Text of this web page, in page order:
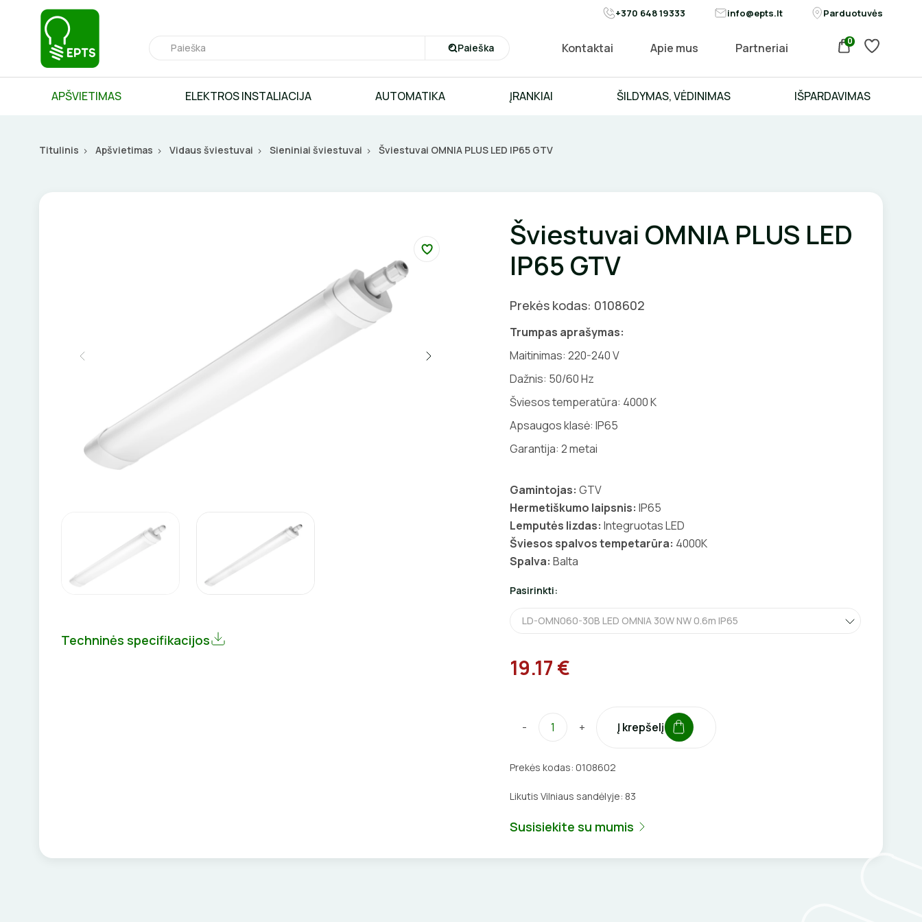
+370 648 19333 info@epts.lt Parduotuvės
Paieška Kontaktai Apie mus Partneriai 0
APŠVIETIMAS ELEKTROS INSTALIACIJA AUTOMATIKA ĮRANKIAI ŠILDYMAS, VĖDINIMAS IŠPARDAVIMAS
Titulinis Apšvietimas Vidaus šviestuvai Sieniniai šviestuvai Šviestuvai OMNIA PLUS LED IP65 GTV
Techninės specifikacijos
Šviestuvai OMNIA PLUS LED
IP65 GTV
Prekės kodas: 0108602
Trumpas aprašymas:
Maitinimas: 220-240 V
Dažnis: 50/60 Hz
Šviesos temperatūra: 4000 K
Apsaugos klasė: IP65
Garantija: 2 metai
Gamintojas: GTV
Hermetiškumo laipsnis: IP65
Lemputės lizdas: Integruotas LED
Šviesos spalvos tempetarūra: 4000K
Spalva: Balta
Pasirinkti:
LD-OMN060-30B LED OMNIA 30W NW 0.6m IP65
19.17 €
- + Į krepšelį
Prekės kodas: 0108602
Likutis Vilniaus sandėlyje: 83
Susisiekite su mumis